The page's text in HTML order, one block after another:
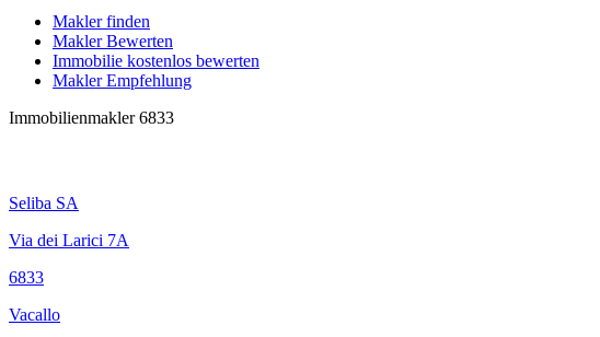
Makler finden
Makler Bewerten
Immobilie kostenlos bewerten
Makler Empfehlung
Immobilienmakler 6833
Seliba SA
Via dei Larici 7A
6833
Vacallo